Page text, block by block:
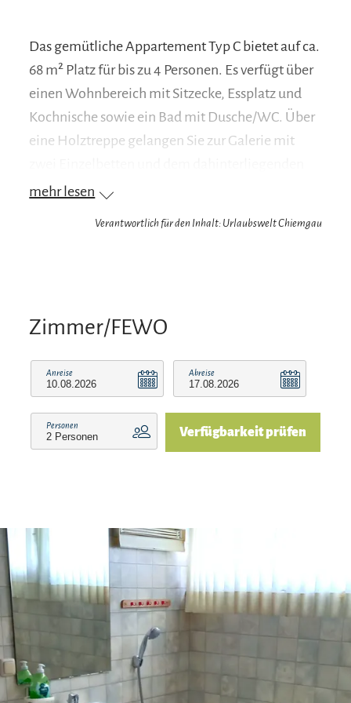
Das gemütliche Appartement Typ C bietet auf ca.
68 m² Platz für bis zu 4 Personen. Es verfügt über
einen Wohnbereich mit Sitzecke, Essplatz und
Kochnische sowie ein Bad mit Dusche/WC. Über
eine Holztreppe gelangen Sie zur Galerie mit
Schlafzimmer mit Doppelbett. Ein Balkon lädt
mehr lesen
Verantwortlich für den Inhalt: Urlaubswelt Chiemgau
Zimmer/FEWO
Anreise Abreise
Personen Verfügbarkeit prüfen